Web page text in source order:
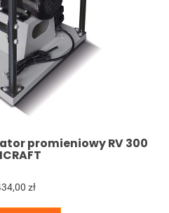
promieniowy RV 300
zł